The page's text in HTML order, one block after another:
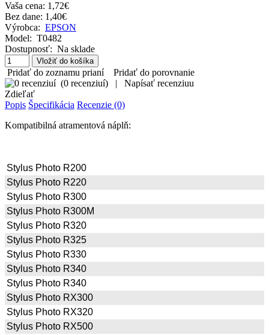
Vaša cena: 1,72€
Bez dane: 1,40€
Výrobca: EPSON
Model: T0482
Dostupnosť: Na sklade
Pridať do zoznamu prianí
Pridať do porovnanie
(0 recenziuí) |
Napísať recenziuu
Zdieľať
Popis Špecifikácia Recenzie (0)
Kompatibilná atramentová náplň:
Stylus Photo R200
Stylus Photo R220
Stylus Photo R300
Stylus Photo R300M
Stylus Photo R320
Stylus Photo R325
Stylus Photo R330
Stylus Photo R340
Stylus Photo R340
Stylus Photo RX300
Stylus Photo RX320
Stylus Photo RX500